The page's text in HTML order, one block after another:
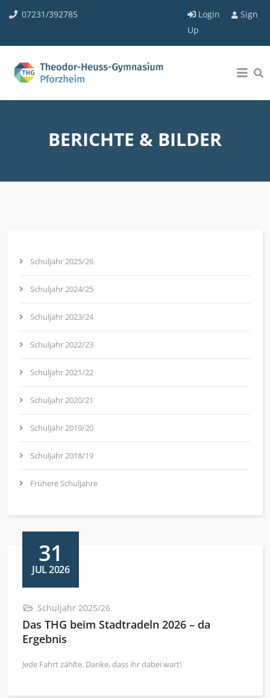
07231/392785 Login
Sign
Up
BERICHTE & BILDER
Schuljahr 2025/26
Schuljahr 2024/25
Schuljahr 2023/24
Schuljahr 2022/23
Schuljahr 2021/22
Schuljahr 2020/21
Schuljahr 2019/20
Schuljahr 2018/19
Frühere Schuljahre
31
JUL 2026
Schuljahr 2025/26
Das THG beim Stadtradeln 2026 – da
Ergebnis
Jede Fahrt zählte. Danke, dass ihr dabei wart!